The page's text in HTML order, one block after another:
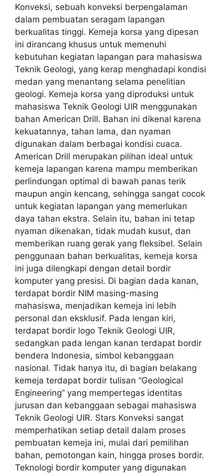
Konveksi, sebuah konveksi berpengalaman
dalam pembuatan seragam lapangan
berkualitas tinggi. Kemeja korsa yang dipesan
ini dirancang khusus untuk memenuhi
kebutuhan kegiatan lapangan para mahasiswa
Teknik Geologi, yang kerap menghadapi kondisi
medan yang menantang selama penelitian
geologi. Kemeja korsa yang diproduksi untuk
mahasiswa Teknik Geologi UIR menggunakan
bahan American Drill. Bahan ini dikenal karena
kekuatannya, tahan lama, dan nyaman
digunakan dalam berbagai kondisi cuaca.
American Drill merupakan pilihan ideal untuk
kemeja lapangan karena mampu memberikan
perlindungan optimal di bawah panas terik
maupun angin kencang, sehingga sangat cocok
untuk kegiatan lapangan yang memerlukan
daya tahan ekstra. Selain itu, bahan ini tetap
nyaman dikenakan, tidak mudah kusut, dan
memberikan ruang gerak yang fleksibel. Selain
penggunaan bahan berkualitas, kemeja korsa
ini juga dilengkapi dengan detail bordir
komputer yang presisi. Di bagian dada kanan,
terdapat bordir NIM masing-masing
mahasiswa, menjadikan kemeja ini lebih
personal dan eksklusif. Pada lengan kiri,
terdapat bordir logo Teknik Geologi UIR,
sedangkan pada lengan kanan terdapat bordir
bendera Indonesia, simbol kebanggaan
nasional. Tidak hanya itu, di bagian belakang
kemeja terdapat bordir tulisan “Geological
Engineering” yang mempertegas identitas
jurusan dan kebanggaan sebagai mahasiswa
Teknik Geologi UIR. Stars Konveksi sangat
memperhatikan setiap detail dalam proses
pembuatan kemeja ini, mulai dari pemilihan
bahan, pemotongan kain, hingga proses bordir.
Teknologi bordir komputer yang digunakan